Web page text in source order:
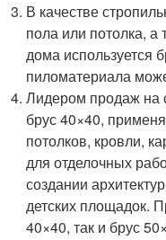
В качестве
пола или потолка, а
дома используется
пиломатериала
Лидером продаж на
брус 40×40,
потолков, кровли,
для отделочных
создании
детских площадок.
40×40, так и брус